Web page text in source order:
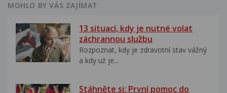
MOHLO BY VÁS ZAJÍMAT
13 situací, kdy je nutné volat
záchrannou službu
Rozpoznat, kdy je zdravotní stav vážný
a kdy už je...
Stáhněte si: První pomoc do